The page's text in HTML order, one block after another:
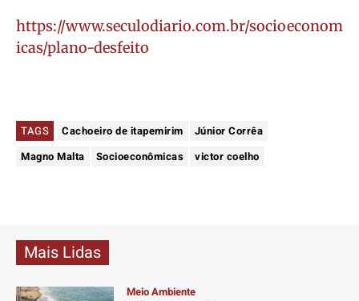
https://www.seculodiario.com.br/socioeconom
icas/plano-desfeito
TAGS Cachoeiro de itapemirim
Júnior Corrêa
Magno Malta
Socioeconômicas victor coelho
Mais Lidas
Meio Ambiente